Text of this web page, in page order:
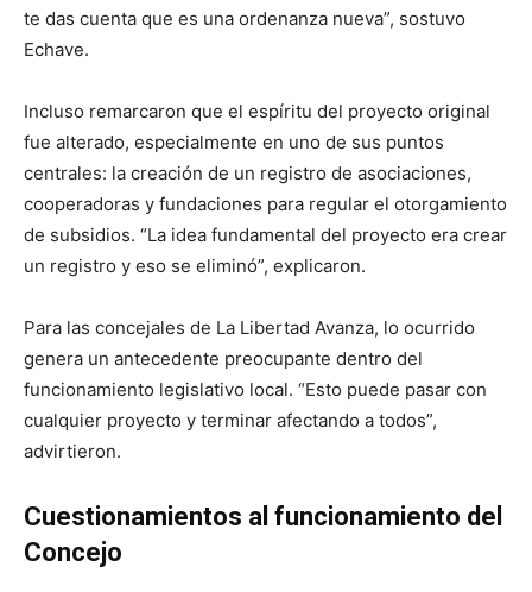
te das cuenta que es una ordenanza nueva”, sostuvo
Echave.
Incluso remarcaron que el espíritu del proyecto original
fue alterado, especialmente en uno de sus puntos
centrales: la creación de un registro de asociaciones,
cooperadoras y fundaciones para regular el otorgamiento
de subsidios. “La idea fundamental del proyecto era crear
un registro y eso se eliminó”, explicaron.
Para las concejales de La Libertad Avanza, lo ocurrido
genera un antecedente preocupante dentro del
funcionamiento legislativo local. “Esto puede pasar con
cualquier proyecto y terminar afectando a todos”,
advirtieron.
Cuestionamientos al funcionamiento del
Concejo